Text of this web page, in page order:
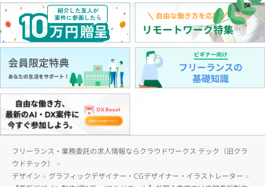
フリーランス・業務委託の求人情報ならクラウドワークス テック（旧クラ
ウドテック）
デザイン
グラフィックデザイナー・CGデザイナー・イラストレーター